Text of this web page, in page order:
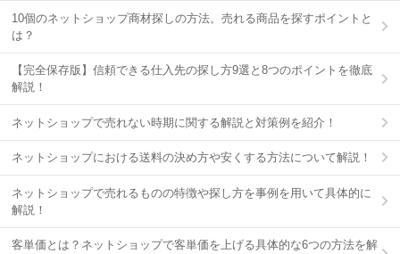
10個のネットショップ商材探しの方法。売れる商品を探すポイントと
は？
【完全保存版】信頼できる仕入先の探し方9選と8つのポイントを徹底
解説！
ネットショップで売れない時期に関する解説と対策例を紹介！
ネットショップにおける送料の決め方や安くする方法について解説！
ネットショップで売れるものの特徴や探し方を事例を用いて具体的に
解説！
客単価とは？ネットショップで客単価を上げる具体的な6つの方法を解